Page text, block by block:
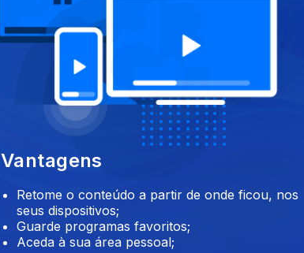
Notícias Sete da
Tarde
Vantagens
Retome o conteúdo a partir de onde ficou, nos
seus dispositivos;
Guarde programas favoritos;
Aceda à sua área pessoal;